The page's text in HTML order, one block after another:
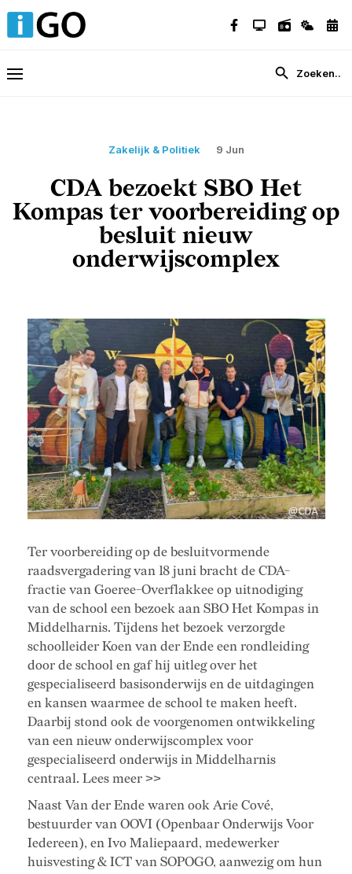
Zakelijk & Politiek 9 Jun
CDA bezoekt SBO Het
Kompas ter voorbereiding op
besluit nieuw
onderwijscomplex
Ter voorbereiding op de besluitvormende
raadsvergadering van 18 juni bracht de CDA-
fractie van Goeree-Overflakkee op uitnodiging
van de school een bezoek aan SBO Het Kompas in
Middelharnis. Tijdens het bezoek verzorgde
schoolleider Koen van der Ende een rondleiding
door de school en gaf hij uitleg over het
gespecialiseerd basisonderwijs en de uitdagingen
en kansen waarmee de school te maken heeft.
Daarbij stond ook de voorgenomen ontwikkeling
van een nieuw onderwijscomplex voor
gespecialiseerd onderwijs in Middelharnis
centraal. Lees meer >>
Naast Van der Ende waren ook Arie Cové,
bestuurder van OOVI (Openbaar Onderwijs Voor
Iedereen), en Ivo Maliepaard, medewerker
huisvesting & ICT van SOPOGO, aanwezig om hun